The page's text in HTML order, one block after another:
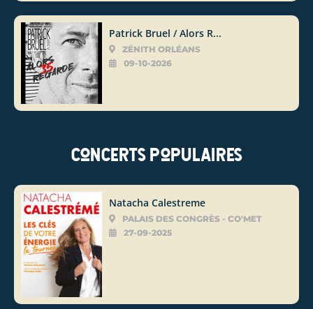
Patrick Bruel / Alors R...
ZÉNITH ORLÉANS
09-10-2026
Concerts populaires
Natacha Calestreme
PALAIS DES CONGRÈS - CO'MET
27-09-2025